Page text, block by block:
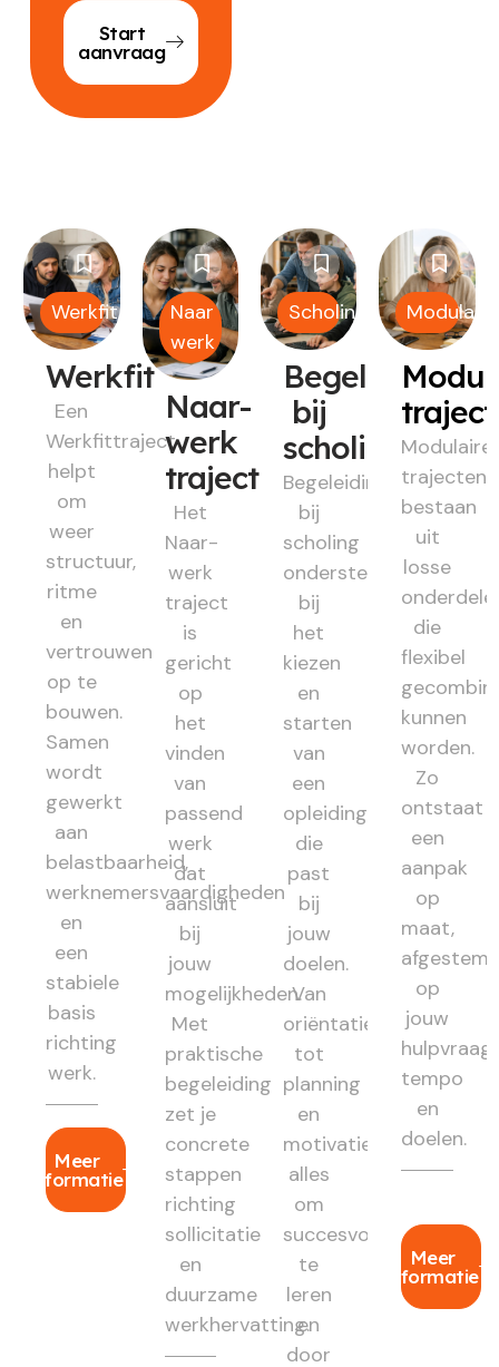
Start
aanvraag
Werkfit
Werkfit
Een
Werkfittraject
helpt
om
weer
structuur,
ritme
en
vertrouwen
op te
bouwen.
Samen
wordt
gewerkt
aan
belastbaarheid,
werknemersvaardigheden
en
een
stabiele
basis
richting
werk.
Meer
informatie
Naar
werk
Naar-
werk
traject
Het
Naar-
werk
traject
is
gericht
op
het
vinden
van
passend
werk
dat
aansluit
bij
jouw
mogelijkheden.
Met
praktische
begeleiding
zet je
concrete
stappen
richting
sollicitatie
en
duurzame
werkhervatting.
Scholing
Begeleiding
bij
scholing
Begeleiding
bij
scholing
ondersteunt
bij
het
kiezen
en
starten
van
een
opleiding
die
past
bij
jouw
doelen.
Van
oriëntatie
tot
planning
en
motivatie:
alles
om
succesvol
te
leren
en
door
Modulair
Modulaire
trajecten
bestaan
uit
losse
die
flexibel
kunnen
worden.
Zo
ontstaat
een
aanpak
op
maat,
op
jouw
hulpvraag,
tempo
en
doelen.
Meer
informatie